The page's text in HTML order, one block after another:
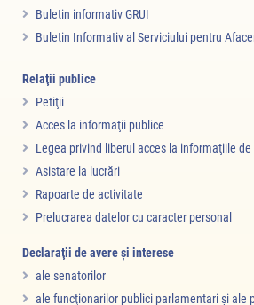
Buletin informativ GRUI
Buletin Informativ al Serviciului pentru
Relaţii publice
Petiţii
Acces la informaţii publice
Legea privind liberul acces la informaţiile
Asistare la lucrări
Rapoarte de activitate
Prelucrarea datelor cu caracter personal
Declaraţii de avere şi interese
ale senatorilor
ale funcţionarilor publici parlamentari şi ale